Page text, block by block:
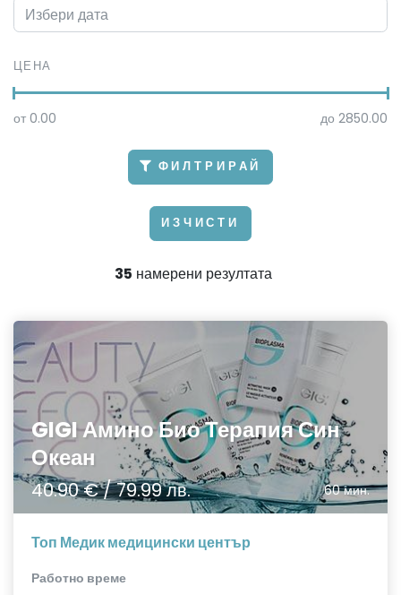
ЦЕНА
от 0.00 до 2850.00
ФИЛТРИРАЙ
ИЗЧИСТИ
35 намерени резултата
GIGI Амино Био Терапия Син
Океан
40.90 € / 79.99 лв. 60 мин.
Топ Медик медицински център
Работно време